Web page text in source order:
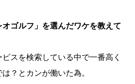
オゴルフ」を選んだワケを教えて
スを検索している中で一番高く
？とカンが働いた為。